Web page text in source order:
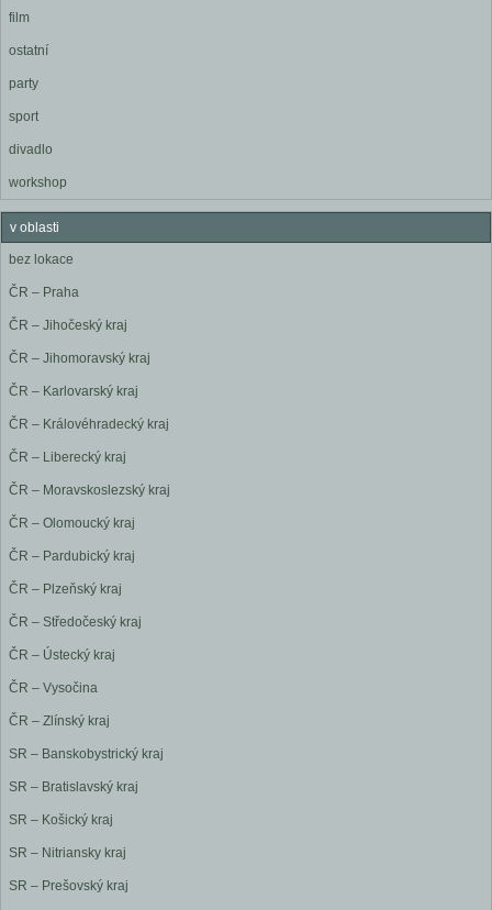
film
ostatní
party
sport
divadlo
workshop
v oblasti
bez lokace
ČR – Praha
ČR – Jihočeský kraj
ČR – Jihomoravský kraj
ČR – Karlovarský kraj
ČR – Královéhradecký kraj
ČR – Liberecký kraj
ČR – Moravskoslezský kraj
ČR – Olomoucký kraj
ČR – Pardubický kraj
ČR – Plzeňský kraj
ČR – Středočeský kraj
ČR – Ústecký kraj
ČR – Vysočina
ČR – Zlínský kraj
SR – Banskobystrický kraj
SR – Bratislavský kraj
SR – Košický kraj
SR – Nitriansky kraj
SR – Prešovský kraj